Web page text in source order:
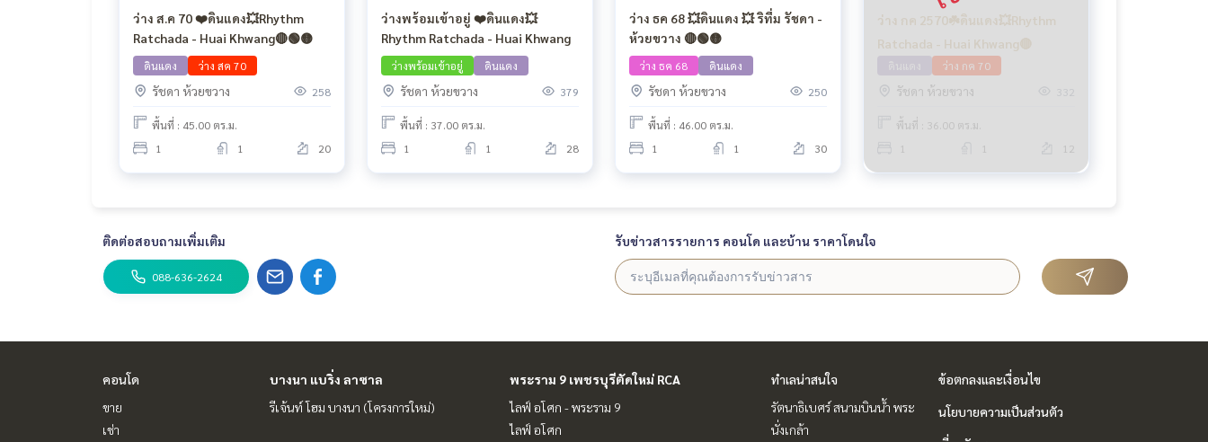
ว่าง ส.ค 70 ❤️ดินแดง💥Rhythm
Ratchada - Huai Khwang🔴🟢🟡
ดินแดง ว่าง สค 70
รัชดา ห้วยขวาง 258
พื้นที่ : 45.00 ตร.ม.
1
1 20
ว่างพร้อมเข้าอยู่ ❤️ดินแดง💥
Rhythm Ratchada - Huai Khwang
ว่างพร้อมเข้าอยู่ ดินแดง
รัชดา ห้วยขวาง 379
พื้นที่ : 37.00 ตร.ม.
1
1 28
ว่าง ธค 68 💥ดินแดง 💥 ริทึ่ม รัชดา -
ห้วยขวาง 🔴🟢🟡
ว่าง ธค 68 ดินแดง
รัชดา ห้วยขวาง 250
พื้นที่ : 46.00 ตร.ม.
1
1 30
ว่าง กค 2570☘️ดินแดง💥Rhythm
Ratchada - Huai Khwang🔴
ว่าง กค 70
รัชดา ห้วยขวาง
พื้นที่ : 36.00 ตร.ม.
1
1 12
ติดต่อสอบถามเพิ่มเติม
088-636-2624
รับข่าวสารรายการ คอนโด และบ้าน ราคาโดนใจ
คอนโด
ขาย
เช่า
บางนา แบริ่ง ลาซาล
รีเจ้นท์ โฮม บางนา (โครงการใหม่)
พระราม 9 เพชรบุรีตัดใหม่ RCA
ไลฟ์ อโศก - พระราม 9
ไลฟ์ อโศก
ทำเลน่าสนใจ
รัตนาธิเบศร์ สนามบินน้ำ พระ
นั่งเกล้า
ข้อตกลงและเงื่อนไข
นโยบายความเป็นส่วนตัว